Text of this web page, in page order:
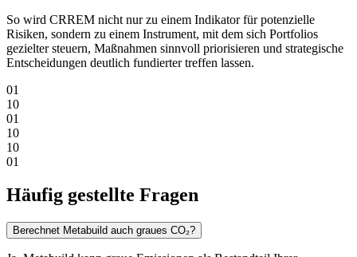
So wird CRREM nicht nur zu einem Indikator für potenzielle
Risiken, sondern zu einem Instrument, mit dem sich Portfolios
gezielter steuern, Maßnahmen sinnvoll priorisieren und strategische
Entscheidungen deutlich fundierter treffen lassen.
01
10
01
10
10
01
Häufig gestellte Fragen
Berechnet Metabuild auch graues CO₂?